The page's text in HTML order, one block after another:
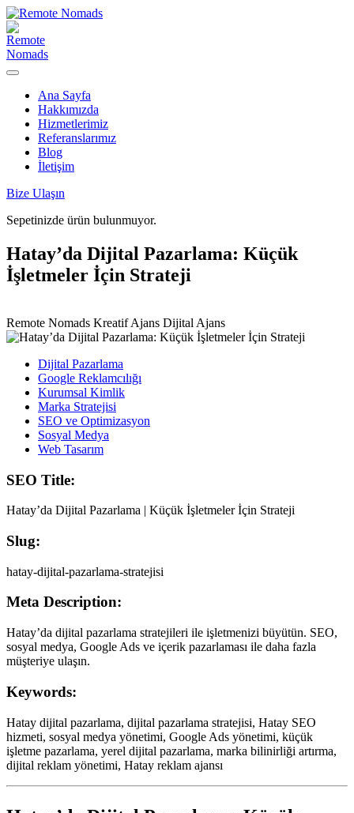
Ana Sayfa
Hakkımızda
Hizmetlerimiz
Referanslarımız
Blog
İletişim
Bize Ulaşın
Sepetinizde ürün bulunmuyor.
Hatay’da Dijital Pazarlama: Küçük
İşletmeler İçin Strateji
Remote Nomads Kreatif Ajans Dijital Ajans
Dijital Pazarlama
Google Reklamcılığı
Kurumsal Kimlik
Marka Stratejisi
SEO ve Optimizasyon
Sosyal Medya
Web Tasarım
SEO Title:
Hatay’da Dijital Pazarlama | Küçük İşletmeler İçin Strateji
Slug:
hatay-dijital-pazarlama-stratejisi
Meta Description:
Hatay’da dijital pazarlama stratejileri ile işletmenizi büyütün. SEO,
sosyal medya, Google Ads ve içerik pazarlaması ile daha fazla
müşteriye ulaşın.
Keywords:
Hatay dijital pazarlama, dijital pazarlama stratejisi, Hatay SEO
hizmeti, sosyal medya yönetimi, Google Ads yönetimi, küçük
işletme pazarlama, yerel dijital pazarlama, marka bilinirliği artırma,
dijital reklam yönetimi, Hatay reklam ajansı